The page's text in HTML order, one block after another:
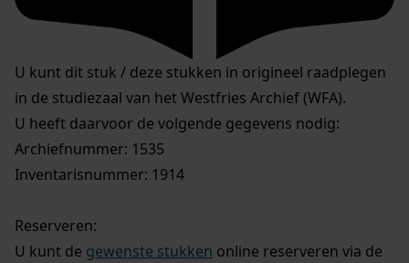
U kunt dit stuk / deze stukken in origineel raadplegen
in de studiezaal van het Westfries Archief (WFA).
U heeft daarvoor de volgende gegevens nodig:
Archiefnummer: 1535
Inventarisnummer: 1914
Reserveren:
U kunt de gewenste stukken online reserveren via de